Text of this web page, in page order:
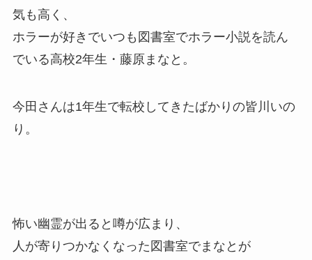
気も高く、
ホラーが好きでいつも図書室でホラー小説を読ん
でいる高校2年生・藤原まなと。
今田さんは1年生で転校してきたばかりの皆川いの
り。
怖い幽霊が出ると噂が広まり、
人が寄りつかなくなった図書室でまなとが